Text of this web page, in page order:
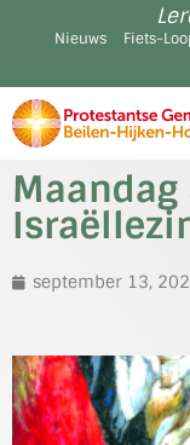
Nieuws Fiets-
september 13,